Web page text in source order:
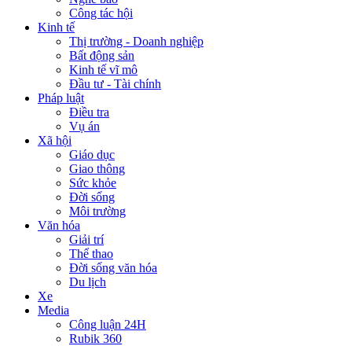
Công tác hội
Kinh tế
Thị trường - Doanh nghiệp
Bất động sản
Kinh tế vĩ mô
Đầu tư - Tài chính
Pháp luật
Điều tra
Vụ án
Xã hội
Giáo dục
Giao thông
Sức khỏe
Đời sống
Môi trường
Văn hóa
Giải trí
Thể thao
Đời sống văn hóa
Du lịch
Xe
Media
Công luận 24H
Rubik 360